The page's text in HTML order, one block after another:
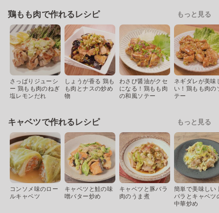
鶏もも肉で作れるレシピ もっと見る
さっぱりジューシ
ー 鶏もも肉のねぎ
塩レモンだれ
しょうが香る 鶏も
も肉とナスの炒め
物
わさび醤油がクセ
になる！鶏もも肉
の和風ソテー
ネギダレが美味
い！鶏もも肉の
テー
キャベツで作れるレシピ もっと見る
コンソメ味のロー
ルキャベツ
キャベツと鮭の味
噌バター炒め
キャベツと豚バラ
肉のうま煮
簡単で美味しい
バラとキャベツ
中華炒め